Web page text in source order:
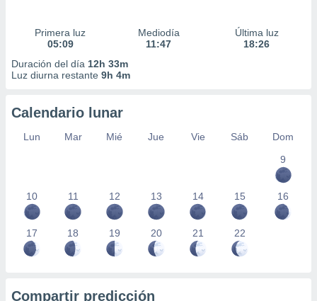
Primera luz
05:09
Mediodía
11:47
Última luz
18:26
Duración del día 12h 33m
Luz diurna restante 9h 4m
Calendario lunar
Lun Mar Mié Jue Vie Sáb
Dom
9
10 11 12 13 14 15 16
17 18 19 20 21 22
Compartir predicción